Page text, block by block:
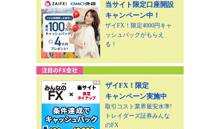
当サイト限定口座開設
キャンペーン中！
ザイFX！限定4000円キャ
ッシュバックがもらえ
る！
ザイFX！限定
キャンペーン実施中
取引コスト業界最安水準!
トレイダーズ証券みんな
のFX